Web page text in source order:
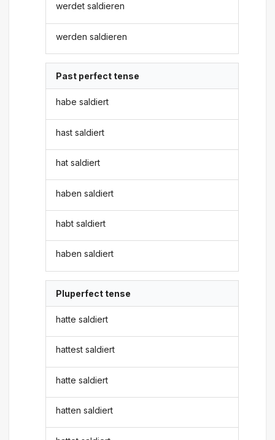
werdet saldieren
werden saldieren
Past perfect tense
habe saldiert
hast saldiert
hat saldiert
haben saldiert
habt saldiert
haben saldiert
Pluperfect tense
hatte saldiert
hattest saldiert
hatte saldiert
hatten saldiert